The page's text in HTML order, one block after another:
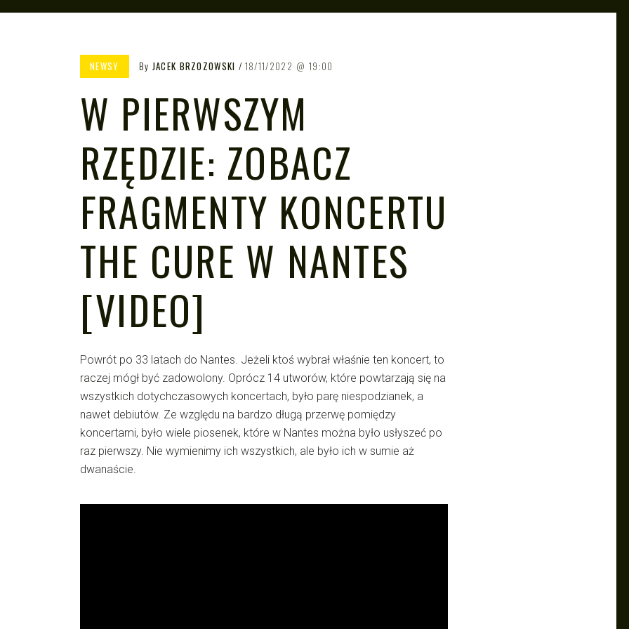
NEWSY By JACEK BRZOZOWSKI 18/11/2022 19:00
W PIERWSZYM
RZĘDZIE: ZOBACZ
FRAGMENTY KONCERTU
THE CURE W NANTES
[VIDEO]
Powrót po 33 latach do Nantes. Jeżeli ktoś wybrał właśnie ten koncert, to
raczej mógł być zadowolony. Oprócz 14 utworów, które powtarzają się na
wszystkich dotychczasowych koncertach, było parę niespodzianek, a
nawet debiutów. Ze względu na bardzo długą przerwę pomiędzy
koncertami, było wiele piosenek, które w Nantes można było usłyszeć po
raz pierwszy. Nie wymienimy ich wszystkich, ale było ich w sumie aż
dwanaście.